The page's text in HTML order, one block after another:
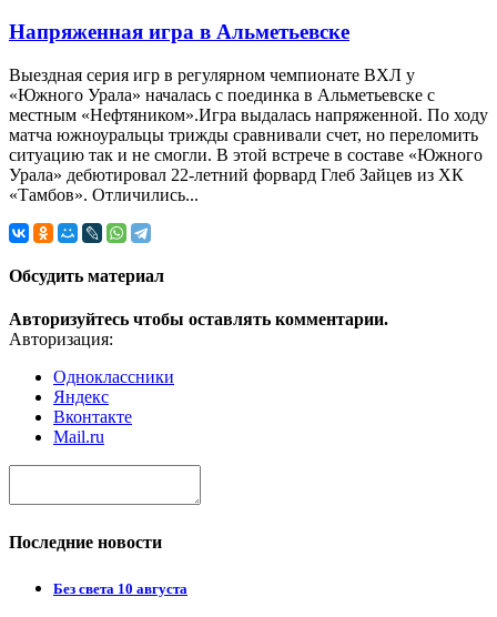
Напряженная игра в Альметьевске
Выездная серия игр в регулярном чемпионате ВХЛ у
«Южного Урала» началась с поединка в Альметьевске с
местным «Нефтяником».Игра выдалась напряженной. По ходу
матча южноуральцы трижды сравнивали счет, но переломить
ситуацию так и не смогли. В этой встрече в составе «Южного
Урала» дебютировал 22-летний форвард Глеб Зайцев из ХК
«Тамбов». Отличились...
Обсудить материал
Авторизуйтесь чтобы оставлять комментарии.
Авторизация:
Одноклассники
Яндекс
Вконтакте
Mail.ru
Последние новости
Без света 10 августа